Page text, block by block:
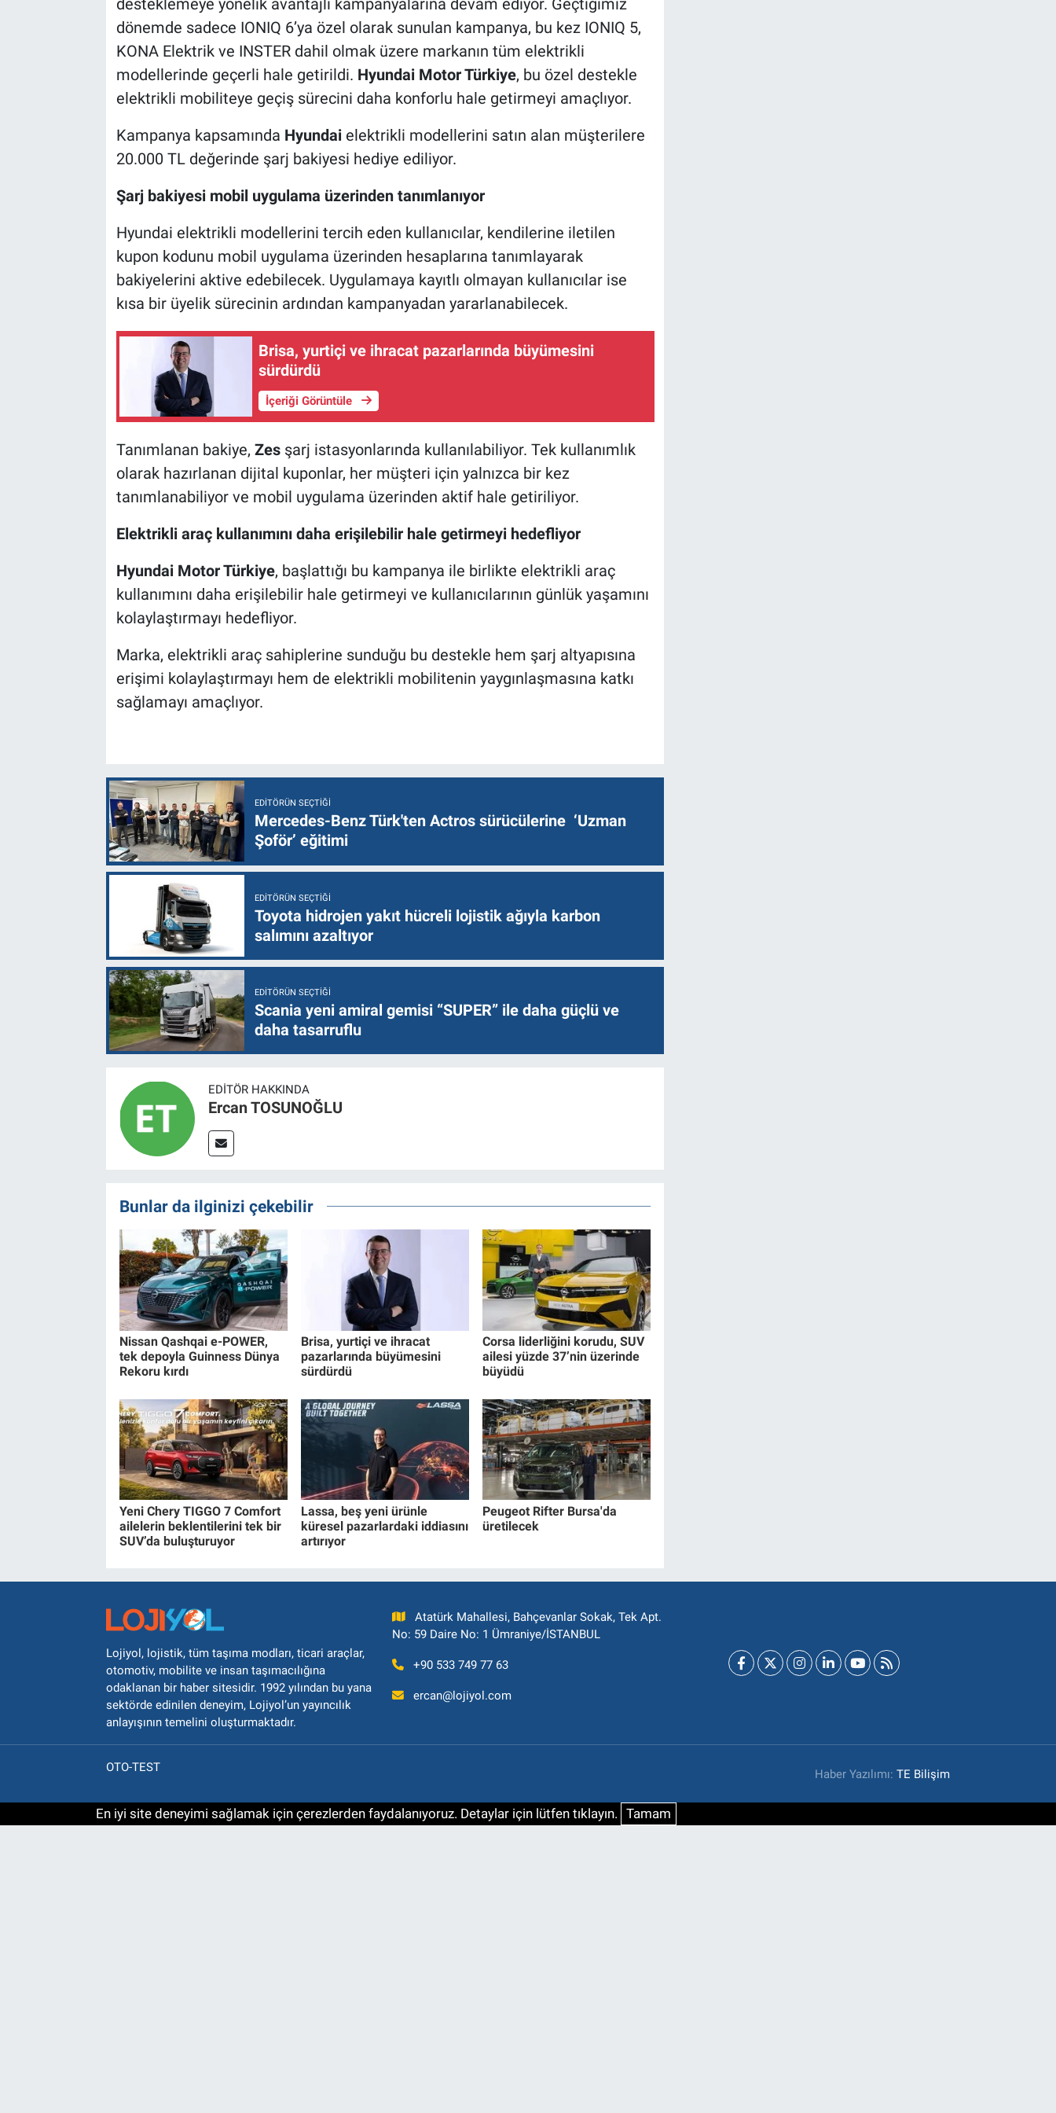
desteklemeye yönelik avantajlı kampanyalarına devam ediyor. Geçtiğimiz
dönemde sadece IONIQ 6’ya özel olarak sunulan kampanya, bu kez IONIQ 5,
KONA Elektrik ve INSTER dahil olmak üzere markanın tüm elektrikli
modellerinde geçerli hale getirildi. Hyundai Motor Türkiye, bu özel destekle
elektrikli mobiliteye geçiş sürecini daha konforlu hale getirmeyi amaçlıyor.
Kampanya kapsamında Hyundaielektrikli modellerini satın alan müşterilere
20.000 TL değerinde şarj bakiyesi hediye ediliyor.
Şarj bakiyesi mobil uygulama üzerinden tanımlanıyor
Hyundai elektrikli modellerini tercih eden kullanıcılar, kendilerine iletilen
kupon kodunu mobil uygulama üzerinden hesaplarına tanımlayarak
bakiyelerini aktive edebilecek. Uygulamaya kayıtlı olmayan kullanıcılar ise
kısa bir üyelik sürecinin ardından kampanyadan yararlanabilecek.
Brisa, yurtiçi ve ihracat pazarlarında büyümesini
sürdürdü
İçeriği Görüntüle
Tanımlanan bakiye, Zesşarj istasyonlarında kullanılabiliyor. Tek kullanımlık
olarak hazırlanan dijital kuponlar, her müşteri için yalnızca bir kez
tanımlanabiliyor ve mobil uygulama üzerinden aktif hale getiriliyor.
Elektrikli araç kullanımını daha erişilebilir hale getirmeyi hedefliyor
Hyundai Motor Türkiye, başlattığı bu kampanya ile birlikte elektrikli araç
kullanımını daha erişilebilir hale getirmeyi ve kullanıcılarının günlük yaşamını
kolaylaştırmayı hedefliyor.
Marka, elektrikli araç sahiplerine sunduğu bu destekle hem şarj altyapısına
erişimi kolaylaştırmayı hem de elektrikli mobilitenin yaygınlaşmasına katkı
sağlamayı amaçlıyor.
EDITÖRÜN SEÇTIĞI
Mercedes-Benz Türk'ten Actros sürücülerine ‘Uzman
Şoför’ eğitimi
EDITÖRÜN SEÇTIĞI
Toyota hidrojen yakıt hücreli lojistik ağıyla karbon
salımını azaltıyor
EDITÖRÜN SEÇTIĞI
Scania yeni amiral gemisi “SUPER” ile daha güçlü ve
daha tasarruflu
EDITÖR HAKKINDA
Ercan TOSUNOĞLU
Bunlar da ilginizi çekebilir
Nissan Qashqai e-POWER,
tek depoyla Guinness Dünya
Rekoru kırdı
Brisa, yurtiçi ve ihracat
pazarlarında büyümesini
sürdürdü
Corsa liderliğini korudu, SUV
ailesi yüzde 37’nin üzerinde
büyüdü
Yeni Chery TIGGO 7 Comfort
ailelerin beklentilerini tek bir
SUV’da buluşturuyor
Lassa, beş yeni ürünle
küresel pazarlardaki iddiasını
artırıyor
Peugeot Rifter Bursa'da
üretilecek
Lojiyol, lojistik, tüm taşıma modları, ticari araçlar,
otomotiv, mobilite ve insan taşımacılığına
odaklanan bir haber sitesidir. 1992 yılından bu yana
sektörde edinilen deneyim, Lojiyol’un yayıncılık
anlayışının temelini oluşturmaktadır.
Atatürk Mahallesi, Bahçevanlar Sokak, Tek Apt.
No: 59 Daire No: 1 Ümraniye/İSTANBUL
+90 533 749 77 63
ercan@lojiyol.com
OTO-TEST Haber Yazılımı:TE Bilişim
En iyi site deneyimi sağlamak için çerezlerden faydalanıyoruz. Detaylar için lütfen tıklayın. Tamam